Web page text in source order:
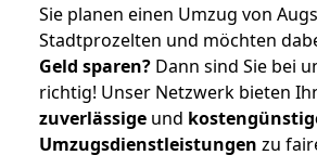
Sie planen einen Umzug von
Stadtprozelten und möchten
Geld sparen? Dann sind Sie bei
richtig! Unser Netzwerk bieten
zuverlässige und
Umzugsdienstleistungen zu